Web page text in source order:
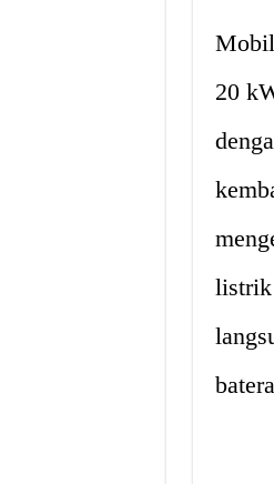
20
listrik